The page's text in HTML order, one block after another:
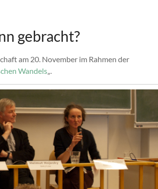
gebracht?
am 20. November im Rahmen der
Wandels